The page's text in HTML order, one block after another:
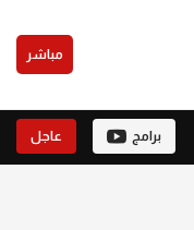
مباشر
برامج عاجل